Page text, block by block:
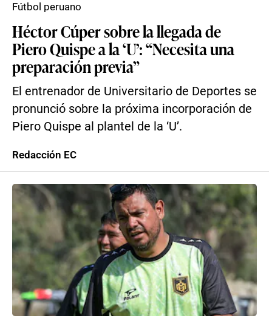
Héctor Cúper sobre la llegada de
Piero Quispe a la ‘U’: “Necesita una
preparación previa”
El entrenador de Universitario de Deportes se
pronunció sobre la próxima incorporación de
Piero Quispe al plantel de la ‘U’.
Fútbol peruano
Redacción EC